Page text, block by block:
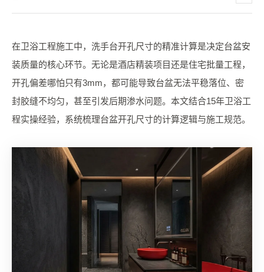
在卫浴工程施工中，洗手台开孔尺寸的精准计算是决定台盆安
装质量的核心环节。无论是酒店精装项目还是住宅批量工程，
开孔偏差哪怕只有3mm，都可能导致台盆无法平稳落位、密
封胶缝不均匀，甚至引发后期渗水问题。本文结合15年卫浴工
程实操经验，系统梳理台盆开孔尺寸的计算逻辑与施工规范。